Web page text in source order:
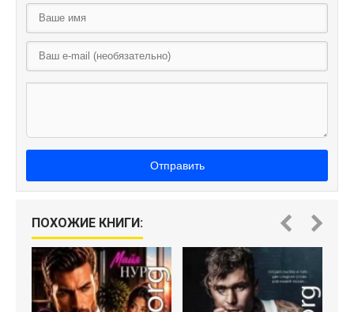
Отправить
ПОХОЖИЕ КНИГИ: